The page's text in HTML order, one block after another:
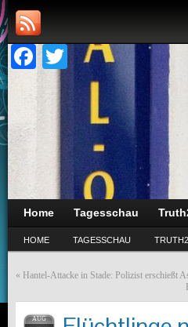
Facebook
Twitter
Home Tagesschau
HOME TAGESSCHAU
« Hantel-Attacke in Stade: Polizist erschießt
AUG